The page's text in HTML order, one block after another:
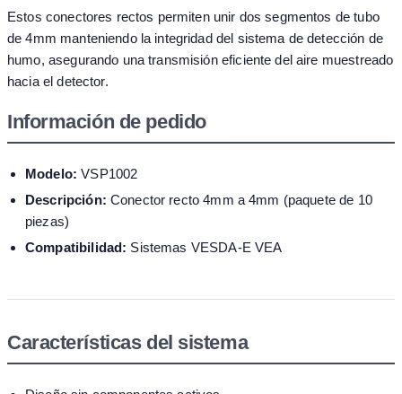
Estos conectores rectos permiten unir dos segmentos de tubo
de 4mm manteniendo la integridad del sistema de detección de
humo, asegurando una transmisión eficiente del aire muestreado
hacia el detector.
Información de pedido
Modelo: VSP1002
Descripción: Conector recto 4mm a 4mm (paquete de 10
piezas)
Compatibilidad: Sistemas VESDA-E VEA
Características del sistema